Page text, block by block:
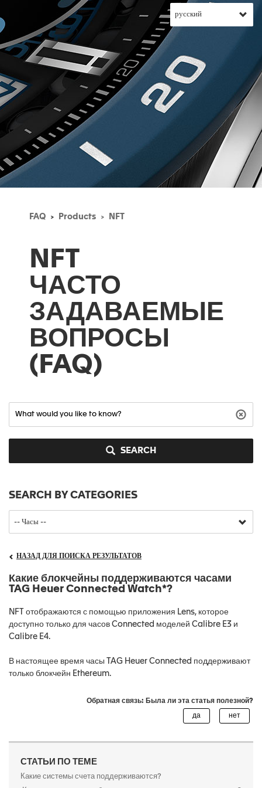
FAQ Products NFT
NFT
ЧАСТО
ЗАДАВАЕМЫЕ
ВОПРОСЫ
(FAQ)
SEARCH
SEARCH BY CATEGORIES
НАЗАД ДЛЯ ПОИСКА РЕЗУЛЬТАТОВ
Какие блокчейны поддерживаются часами
TAG Heuer Connected Watch*?
NFT отображаются с помощью приложения Lens, которое
доступно только для часов Connected моделей Calibre E3 и
Calibre E4.
В настоящее время часы TAG Heuer Connected поддерживают
только блокчейн Ethereum.
Обратная связь: Была ли эта статья полезной?
СТАТЬИ ПО ТЕМЕ
Какие системы счета поддерживаются?